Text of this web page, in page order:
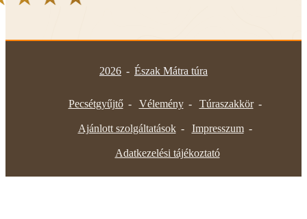
2026 - Észak Mátra túra
Pecsétgyűjtő Vélemény Túraszakkör
Ajánlott szolgáltatások Impresszum
Adatkezelési tájékoztató